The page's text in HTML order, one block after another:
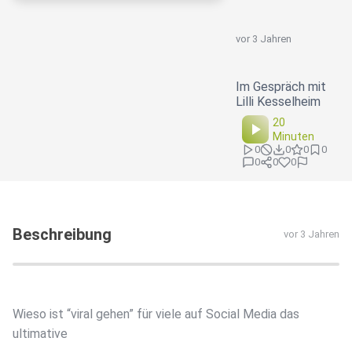
vor 3 Jahren
Im Gespräch mit
Lilli Kesselheim
20
Minuten
0 0 0
0
0
0 0
Beschreibung vor 3 Jahren
Wieso ist “viral gehen” für viele auf Social Media das
ultimative